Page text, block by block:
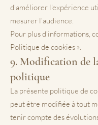
d'améliorer l'expérience
mesurer l'audience.
Pour plus d'informations,
Politique de cookies ».
9. Modification de
politique
La présente politique de
peut être modifiée à tout
tenir compte des